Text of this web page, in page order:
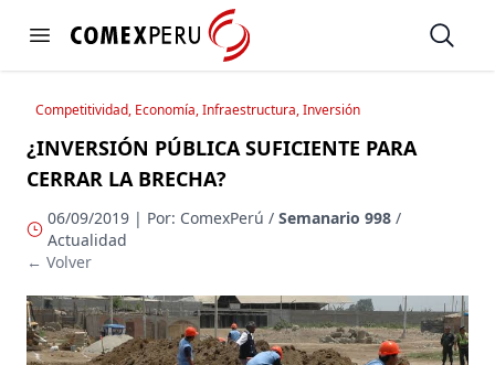
Open menu
https://www.comexperu.org.pe Open
Competitividad, Economía, Infraestructura, Inversión
¿INVERSIÓN PÚBLICA SUFICIENTE PARA
CERRAR LA BRECHA?
06/09/2019 | Por: ComexPerú /Semanario 998 /
Actualidad
← Volver